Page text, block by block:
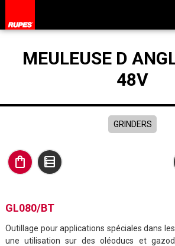
MEULEUSE D
48V
GRINDERS
shopping_bag data_table
GL080/BT
Outillage pour applications spéciales dans
une utilisation sur des oléoducs et